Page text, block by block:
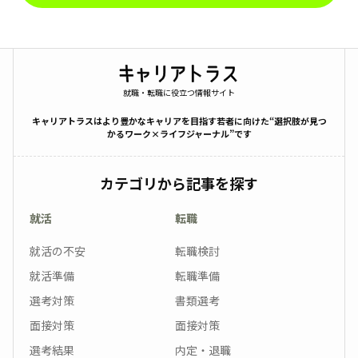
就職・転職に役立つ情報サイト
キャリアトラスはより豊かなキャリアを目指す若者に向けた“選択肢が見つ
かるワーク×ライフジャーナル”です
カテゴリから記事を探す
就活
就活の不安
就活準備
選考対策
面接対策
選考結果
転職
転職検討
転職準備
書類選考
面接対策
内定・退職